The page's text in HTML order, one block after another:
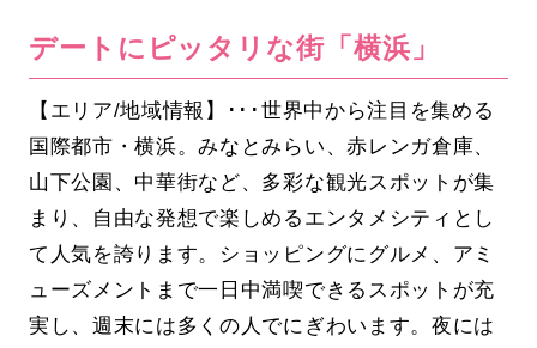
デートにピッタリな街「横浜」
【エリア/地域情報】･･･世界中から注目を集める
国際都市・横浜。みなとみらい、赤レンガ倉庫、
山下公園、中華街など、多彩な観光スポットが集
まり、自由な発想で楽しめるエンタメシティとし
て人気を誇ります。ショッピングにグルメ、アミ
ューズメントまで一日中満喫できるスポットが充
実し、週末には多くの人でにぎわいます。夜には